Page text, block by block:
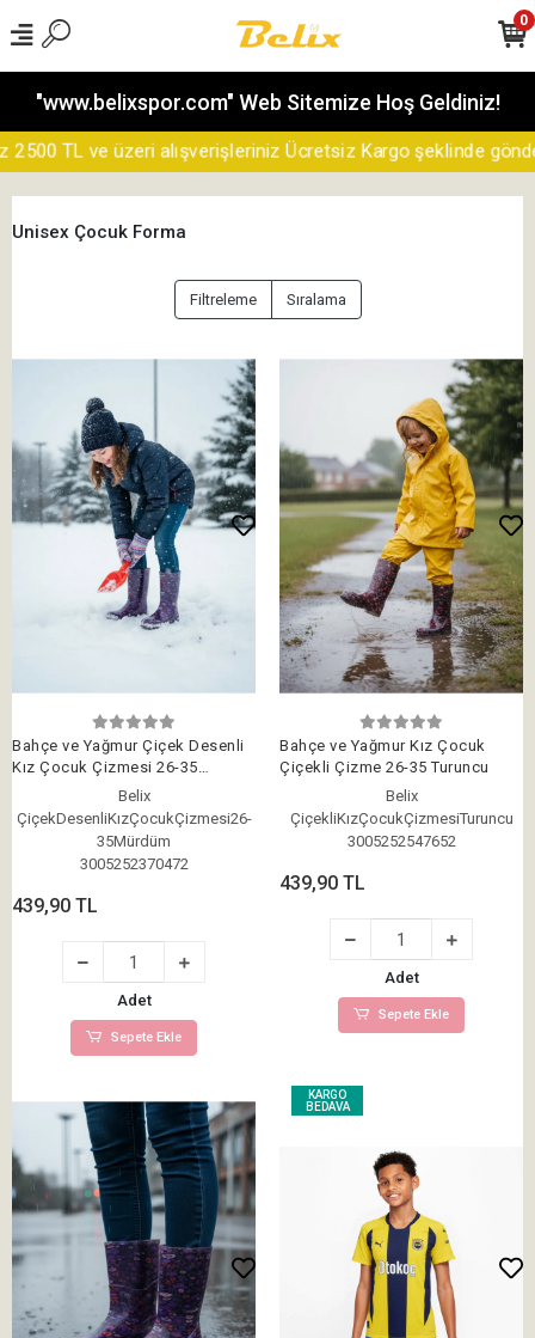
"www.belixspor.com" Web Sitemize Hoş Geldiniz!
TL ve üzeri alışverişleriniz Ücretsiz Kargo şeklinde
0
Unisex Çocuk Forma
Filtreleme Sıralama
Bahçe ve Yağmur Çiçek Desenli
Kız Çocuk Çizmesi 26-35
Belix
ÇiçekDesenliKızÇocukÇizmesi26-
35Mürdüm
3005252370472
439,90 TL
Adet
Sepete Ekle
Bahçe ve Yağmur Kız Çocuk
Çiçekli Çizme 26-35 Turuncu
Belix
ÇiçekliKızÇocukÇizmesiTuruncu
3005252547652
439,90 TL
Adet
Sepete Ekle
KARGO
BEDAVA